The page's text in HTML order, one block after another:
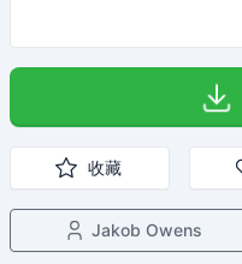
收藏
Jakob Owens